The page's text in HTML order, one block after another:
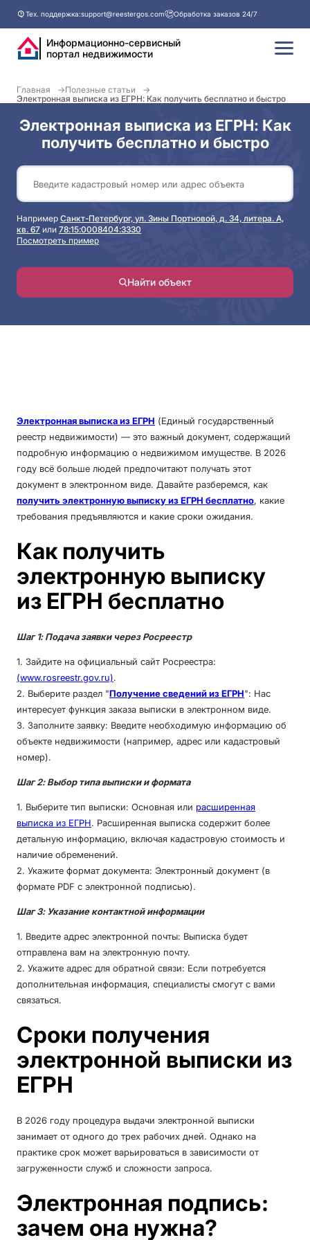
Тех. поддержка:support@reestergos.com Обработка заказов 24/7
Информационно-сервисный
портал недвижимости
Главная
Полезные статьи
Электронная выписка из ЕГРН: Как получить бесплатно и быстро
Электронная выписка из ЕГРН: Как
получить бесплатно и быстро
Например Санкт-Петербург, ул. Зины Портновой, д. 34, литера. А,
кв. 67 или 78:15:0008404:3330
Посмотреть пример
Найти объект
Электронная выписка из ЕГРН (Единый государственный
реестр недвижимости) — это важный документ, содержащий
подробную информацию о недвижимом имуществе. В 2026
году всё больше людей предпочитают получать этот
документ в электронном виде. Давайте разберемся, как
получить электронную выписку из ЕГРН бесплатно, какие
требования предъявляются и какие сроки ожидания.
Как получить
электронную выписку
из ЕГРН бесплатно
Шаг 1: Подача заявки через Росреестр
1. Зайдите на официальный сайт Росреестра:
(www.rosreestr.gov.ru).
2. Выберите раздел "Получение сведений из ЕГРН": Нас
интересует функция заказа выписки в электронном виде.
3. Заполните заявку: Введите необходимую информацию об
объекте недвижимости (например, адрес или кадастровый
номер).
Шаг 2: Выбор типа выписки и формата
1. Выберите тип выписки: Основная или расширенная
выписка из ЕГРН. Расширенная выписка содержит более
детальную информацию, включая кадастровую стоимость и
наличие обременений.
2. Укажите формат документа: Электронный документ (в
формате PDF с электронной подписью).
Шаг 3: Указание контактной информации
1. Введите адрес электронной почты: Выписка будет
отправлена вам на электронную почту.
2. Укажите адрес для обратной связи: Если потребуется
дополнительная информация, специалисты смогут с вами
связаться.
Сроки получения
электронной выписки из
ЕГРН
В 2026 году процедура выдачи электронной выписки
занимает от одного до трех рабочих дней. Однако на
практике срок может варьироваться в зависимости от
загруженности служб и сложности запроса.
Электронная подпись:
зачем она нужна?